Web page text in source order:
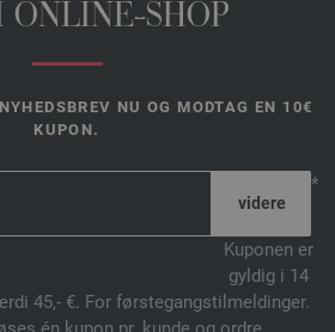
ONLINE-SHOP
NU OG MODTAG EN 10€
KUPON.
*
Kuponen er
gyldig i 14
45,- €. For førstegangstilmeldinger.